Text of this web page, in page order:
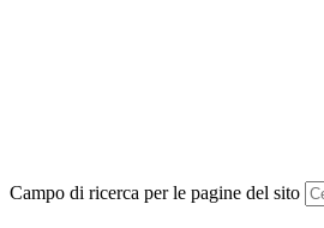
Campo di ricerca per le pagine del sito